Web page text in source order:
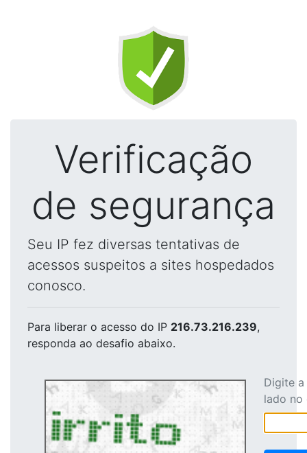
Verificação
de segurança
Seu IP fez diversas tentativas de
acessos suspeitos a sites hospedados
conosco.
Para liberar o acesso do IP 216.73.216.239,
responda ao desafio abaixo.
Digite
lado no